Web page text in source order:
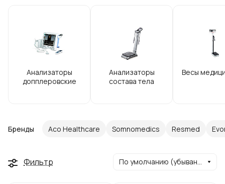
Анализаторы
допплеровские
Анализаторы
состава тела
Весы
Бренды Aco Healthcare Somnomedics Resmed
Фильтр По умолчанию (убывание)